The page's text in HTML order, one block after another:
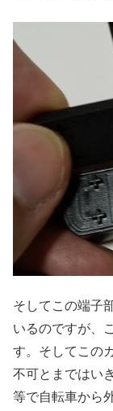
そしてこの端子
いるのですが、
す。そしてこの
不可とまではい
等で自転車から